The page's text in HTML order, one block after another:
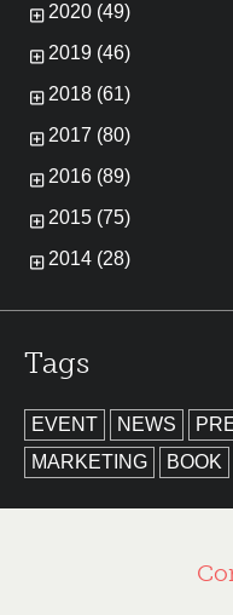
2020 (49)
2019 (46)
2018 (61)
2017 (80)
2016 (89)
2015 (75)
2014 (28)
Tags
EVENT NEWS
MARKETING
BOOK